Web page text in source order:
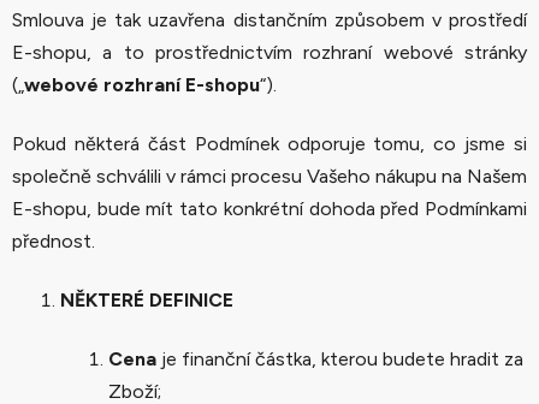
Smlouva je tak uzavřena distančním způsobem v prostředí
E-shopu, a to prostřednictvím rozhraní webové stránky
(„ webové rozhraní E-shopu“).
Pokud některá část Podmínek odporuje tomu, co jsme si
společně schválili v rámci procesu Vašeho nákupu na Našem
E-shopu, bude mít tato konkrétní dohoda před Podmínkami
přednost.
NĚKTERÉ DEFINICE
Cena je finanční částka, kterou budete hradit za
Zboží;